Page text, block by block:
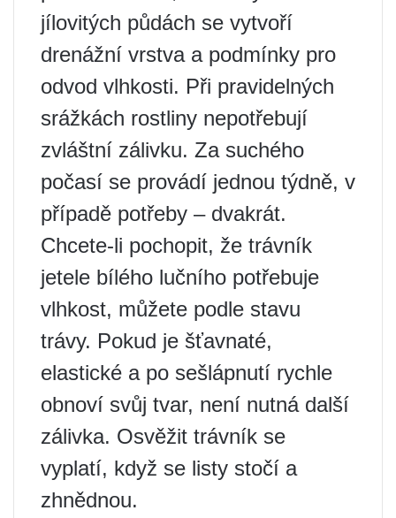
jílovitých půdách se vytvoří
drenážní vrstva a podmínky pro
odvod vlhkosti. Při pravidelných
srážkách rostliny nepotřebují
zvláštní zálivku. Za suchého
počasí se provádí jednou týdně, v
případě potřeby – dvakrát.
Chcete-li pochopit, že trávník
jetele bílého lučního potřebuje
vlhkost, můžete podle stavu
trávy. Pokud je šťavnaté,
elastické a po sešlápnutí rychle
obnoví svůj tvar, není nutná další
zálivka. Osvěžit trávník se
vyplatí, když se listy stočí a
zhnědnou.